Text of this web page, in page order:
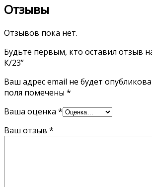
Отзывы
Отзывов пока нет.
Будьте первым, кто оставил отзыв
К/23”
Ваш адрес email не будет
поля помечены *
Ваша оценка *
Ваш отзыв *